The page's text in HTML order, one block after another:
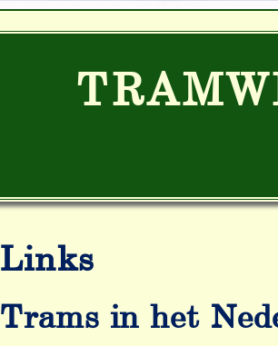
Links
Trams in het